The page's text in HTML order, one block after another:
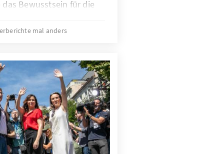
Bewusstsein für die
zu motivieren, ein
mal anders